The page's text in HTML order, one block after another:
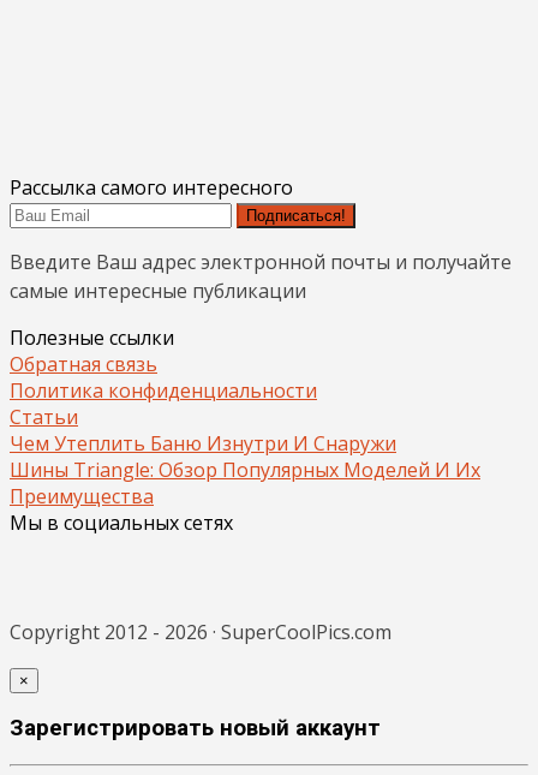
Рассылка самого интересного
Подписаться!
Введите Ваш адрес электронной почты и получайте
самые интересные публикации
Полезные ссылки
Обратная связь
Политика конфиденциальности
Статьи
Чем Утеплить Баню Изнутри И Снаружи
Шины Triangle: Обзор Популярных Моделей И Их
Преимущества
Мы в социальных сетях
Copyright 2012 - 2026 · SuperCoolPics.com
×
Зарегистрировать новый аккаунт